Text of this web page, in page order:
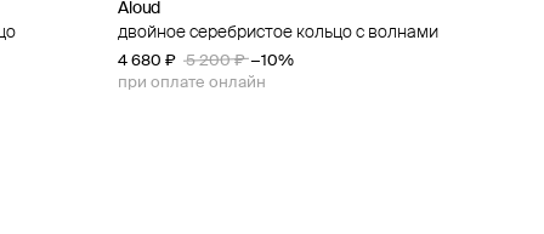
Aloud
двойное серебристое кольцо с волнами
4 680 ₽ 5 200 ₽ −10%
при оплате онлайн
Aloud
серебристое плетеное кольцо
4 320 ₽ 4 800 ₽ −10%
при оплате онлайн
AQUAGIRL
серебристое кольцо-сердце
4 410 ₽ 4 900 ₽ −10%
при оплате онлайн
AQUAGIRL
кольцо с большим шаром
3 780 ₽ 4 200 ₽ −10%
при оплате онлайн